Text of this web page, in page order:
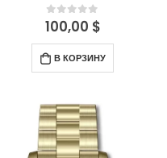
0out of 5
100,00 $
В КОРЗИНУ